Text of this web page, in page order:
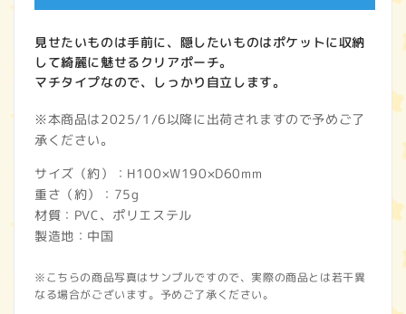
見せたいものは手前に、隠したいものはポケットに収納
して綺麗に魅せるクリアポーチ。
マチタイプなので、しっかり自立します。
※本商品は2025/1/6以降に出荷されますので予めご了
承ください。
サイズ（約）：H100×W190×D60mm
重さ（約）：75g
材質：PVC、ポリエステル
製造地：中国
※こちらの商品写真はサンプルですので、実際の商品とは若干異
なる場合がございます。予めご了承ください。